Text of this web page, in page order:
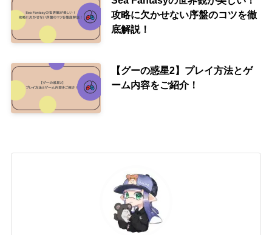
攻略に欠かせない序盤のコツを徹
底解説！
【グーの惑星2】プレイ方法とゲ
ーム内容をご紹介！